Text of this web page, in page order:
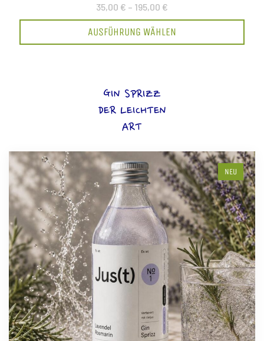
35,00 € – 195,00 €
AUSFÜHRUNG WÄHLEN
GIN SPRIZZ
DER LEICHTEN
ART
NEU